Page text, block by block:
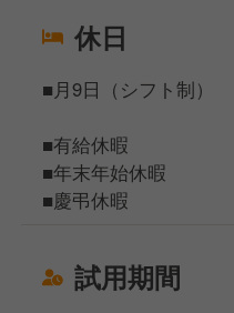
休日
■月9日（シフト制）
■有給休暇
■年末年始休暇
■慶弔休暇
試用期間